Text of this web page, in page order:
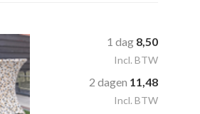
1 dag 8,50
Incl. BTW
2 dagen 11,48
Incl. BTW